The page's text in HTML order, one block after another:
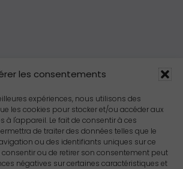
les consentements
expériences, nous utilisons des
les cookies pour stocker et/ou accéder aux
à l'appareil. Le fait de consentir à ces
de traiter des données telles que le
ou des identifiants uniques sur ce
consentir ou de retirer son consentement peut
négatives sur certaines caractéristiques et